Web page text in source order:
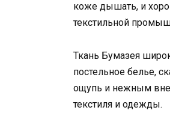
коже дышать, и
текстильной
Ткань Бумазея
постельное белье,
ощупь и нежным
текстиля и одежды.